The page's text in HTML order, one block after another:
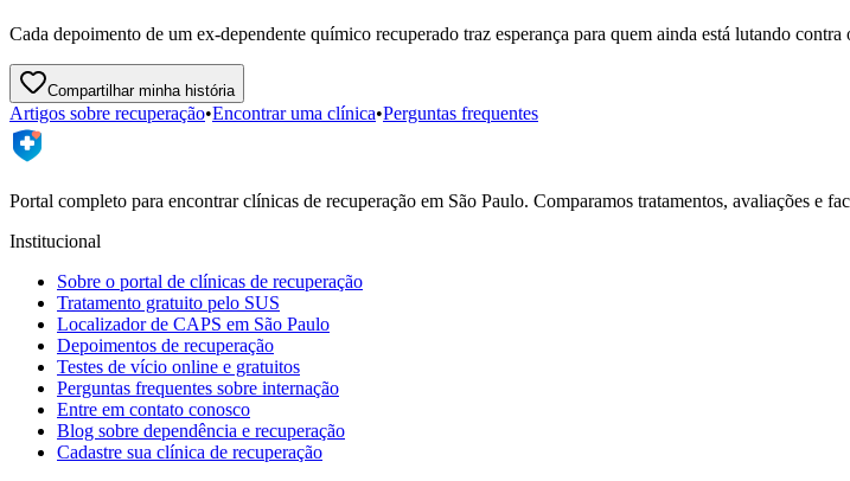
Cada depoimento de um ex-dependente químico recuperado traz esperança para quem ainda está lutando contra
Compartilhar minha história
Artigos sobre recuperação•Encontrar uma clínica•Perguntas frequentes
Portal completo para encontrar clínicas de recuperação em São Paulo. Comparamos tratamentos, avaliações e
Institucional
Sobre o portal de clínicas de recuperação
Tratamento gratuito pelo SUS
Localizador de CAPS em São Paulo
Depoimentos de recuperação
Testes de vício online e gratuitos
Perguntas frequentes sobre internação
Entre em contato conosco
Blog sobre dependência e recuperação
Cadastre sua clínica de recuperação